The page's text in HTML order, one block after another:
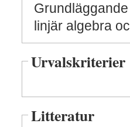
linjär algebra
Urvalskriterier
Litteratur